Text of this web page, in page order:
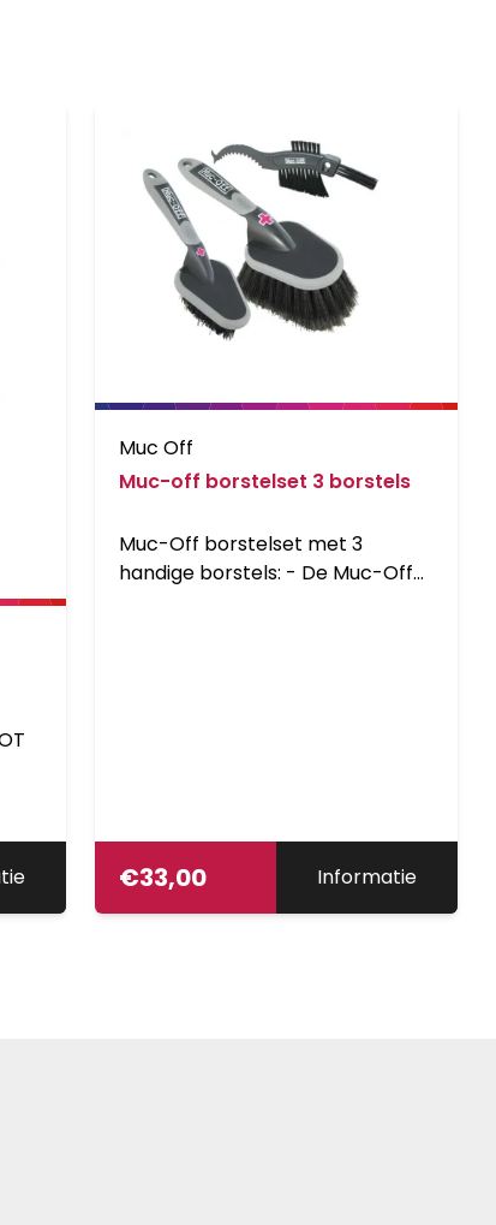
Muc Off
Muc-off borstelset 3 borstels
Muc-Off borstelset met 3
handige borstels: - De Muc-Off
beschermen. - De Muc-Off
Detailing Brush is ideaal om de
lastige plekken te bereiken en
€33,00 Informatie